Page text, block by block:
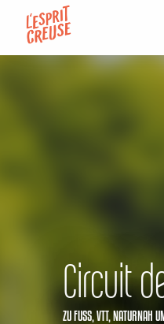
contenu
Circuit
ZU FUSS, VTT, NATURNAH